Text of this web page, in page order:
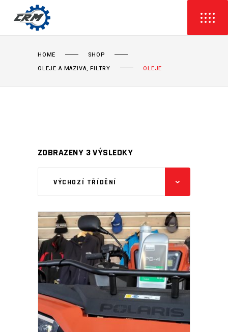
HOME
SHOP
OLEJE A MAZIVA, FILTRY
OLEJE
ZOBRAZENY 3 VÝSLEDKY
VÝCHOZÍ TŘÍDĚNÍ
PŘIDAT DO KOŠÍKU